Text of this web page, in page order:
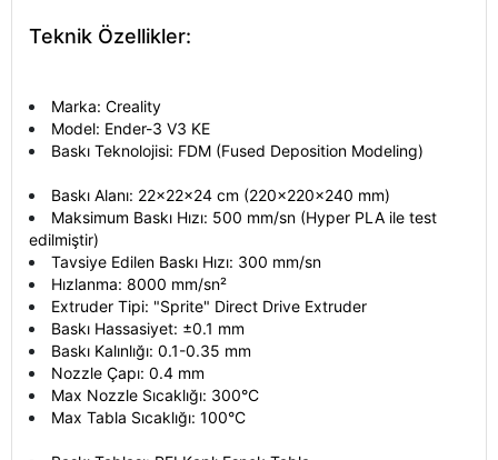
Teknik Özellikler:
Marka: Creality
Model: Ender-3 V3 KE
Baskı Teknolojisi: FDM (Fused Deposition Modeling)
Baskı Alanı: 22x22x24 cm (220x220x240 mm)
Maksimum Baskı Hızı: 500 mm/sn (Hyper PLA ile test
edilmiştir)
Tavsiye Edilen Baskı Hızı: 300 mm/sn
Hızlanma: 8000 mm/sn²
Extruder Tipi: "Sprite" Direct Drive Extruder
Baskı Hassasiyet: ±0.1 mm
Baskı Kalınlığı: 0.1-0.35 mm
Nozzle Çapı: 0.4 mm
Max Nozzle Sıcaklığı: 300°C
Max Tabla Sıcaklığı: 100°C